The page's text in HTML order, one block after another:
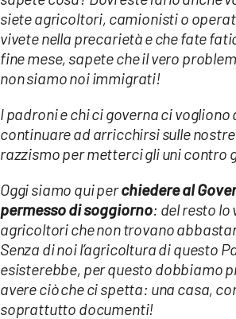
siete agricoltori, camionisti o
vivete nella precarietà e che fate
fine mese, sapete che il vero
non siamo noi immigrati!
I padroni e chi ci governa ci
continuare ad arricchirsi sulle nostre
razzismo per metterci gli uni contro
Oggi siamo qui perchiedere al
permesso di soggiorno: del resto lo
agricoltori che non trovano
Senza di noi l’agricoltura di questo
esisterebbe, per questo dobbiamo
avere ciò che ci spetta: una casa,
soprattutto documenti!